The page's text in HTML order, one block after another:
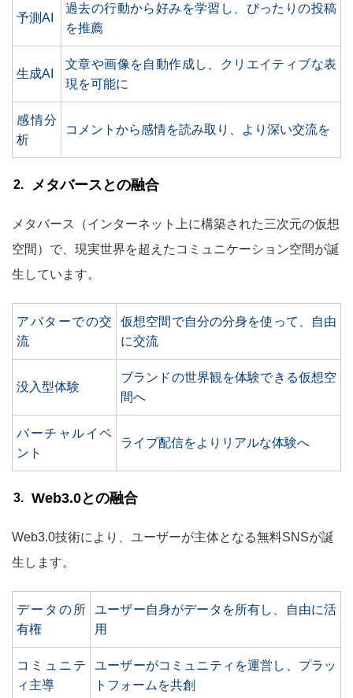
予測AI
過去の行動から好みを学習し、ぴったりの投稿
を推薦
生成AI
文章や画像を自動作成し、クリエイティブな表
現を可能に
感情分
析
コメントから感情を読み取り、より深い交流を
メタバースとの融合
メタバース（インターネット上に構築された三次元の仮想
空間）で、現実世界を超えたコミュニケーション空間が誕
生しています。
アバターでの交
流
仮想空間で自分の分身を使って、自由
に交流
没入型体験
ブランドの世界観を体験できる仮想空
間へ
バーチャルイベ
ント
ライブ配信をよりリアルな体験へ
Web3.0との融合
Web3.0技術により、ユーザーが主体となる無料SNSが誕
生します。
データの所
有権
ユーザー自身がデータを所有し、自由に活
用
コミュニテ
ィ主導
ユーザーがコミュニティを運営し、プラッ
トフォームを共創